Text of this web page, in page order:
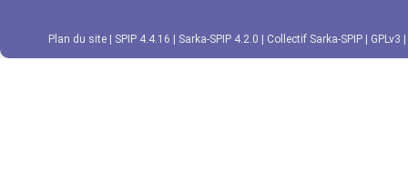
Plan du site SPIP 4.4.16 Sarka-SPIP 4.2.0 Collectif Sarka-SPIP GPLv3